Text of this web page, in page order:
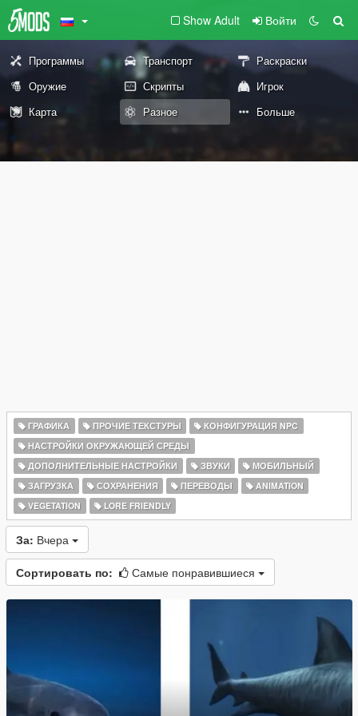
Show Adult Войти
Программы Транспорт
Раскраски
Оружие
Скрипты
Игрок
Карта
Разное Больше
ГРАФИКА ПРОЧИЕ ТЕКСТУРЫ
КОНФИГУРАЦИЯ NPC
НАСТРОЙКИ ОКРУЖАЮЩЕЙ СРЕДЫ
ДОПОЛНИТЕЛЬНЫЕ НАСТРОЙКИ
ЗВУКИ
МОБИЛЬНЫЙ
ЗАГРУЗКА
СОХРАНЕНИЯ ПЕРЕВОДЫ
ANIMATION
VEGETATION
LORE FRIENDLY
За: Вчера
Сортировать по: Самые понравившиеся